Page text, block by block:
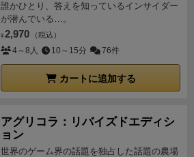
誰かひとり、答えを知っているインサイダー
が潜んでいる…。
¥ 2,970 （税込）
4～8人 10～15分 76件
カートに追加する
アグリコラ：リバイズドエディシ
ョン
世界のゲーム界の話題を独占した話題の農場